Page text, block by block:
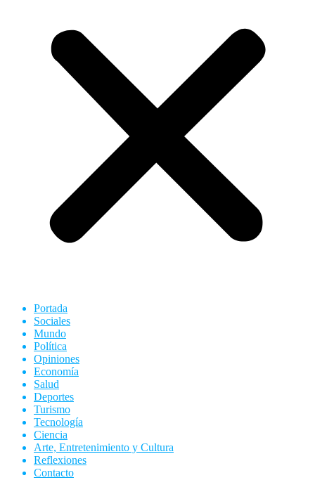
Portada
Sociales
Mundo
Política
Opiniones
Economía
Salud
Deportes
Turismo
Tecnología
Ciencia
Arte, Entretenimiento y Cultura
Reflexiones
Contacto